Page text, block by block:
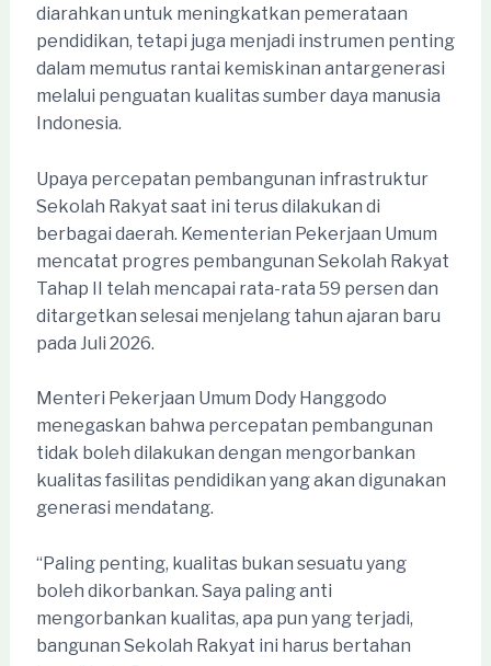
diarahkan untuk meningkatkan pemerataan
pendidikan, tetapi juga menjadi instrumen penting
dalam memutus rantai kemiskinan antargenerasi
melalui penguatan kualitas sumber daya manusia
Indonesia.
Upaya percepatan pembangunan infrastruktur
Sekolah Rakyat saat ini terus dilakukan di
berbagai daerah. Kementerian Pekerjaan Umum
mencatat progres pembangunan Sekolah Rakyat
Tahap II telah mencapai rata-rata 59 persen dan
ditargetkan selesai menjelang tahun ajaran baru
pada Juli 2026.
Menteri Pekerjaan Umum Dody Hanggodo
menegaskan bahwa percepatan pembangunan
tidak boleh dilakukan dengan mengorbankan
kualitas fasilitas pendidikan yang akan digunakan
generasi mendatang.
“Paling penting, kualitas bukan sesuatu yang
boleh dikorbankan. Saya paling anti
mengorbankan kualitas, apa pun yang terjadi,
bangunan Sekolah Rakyat ini harus bertahan